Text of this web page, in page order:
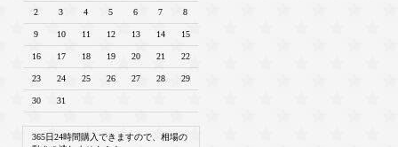
2 3 4 5 6 7 8
9 10 11 12 13 14 15
16 17 18 19 20 21 22
23 24 25 26 27 28 29
30 31
365日24時間購入できますので、相場の